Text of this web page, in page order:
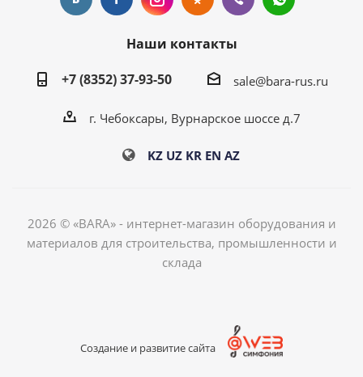
Наши контакты
+7 (8352) 37-93-50
sale@bara-rus.ru
г. Чебоксары, Вурнарское шоссе д.7
KZ UZ KR EN AZ
2026 © «BARA» - интернет-магазин оборудования и
материалов для строительства, промышленности и
склада
Создание и развитие сайта